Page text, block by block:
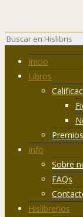
Inicio
Libros
Info
Sobre
FAQs
Hislibreños